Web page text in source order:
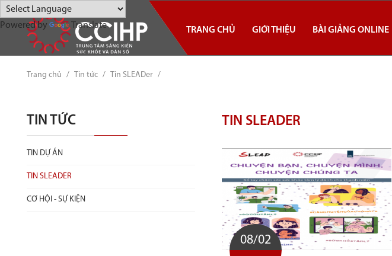
TRANG CHỦ GIỚI THIỆU BÀI GIẢNG ONLINE
Powered by Translate
Trang chủ / Tin tức / Tin SLEADer /
TIN SLEADER
08/02
TIN TỨC
TIN DỰ ÁN
TIN SLEADER
CƠ HỘI - SỰ KIỆN